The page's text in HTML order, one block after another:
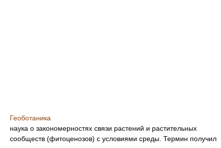
Геоботаника
наука о закономерностях связи растений и растительных
сообществ (фитоценозов) с условиями среды. Термин получил